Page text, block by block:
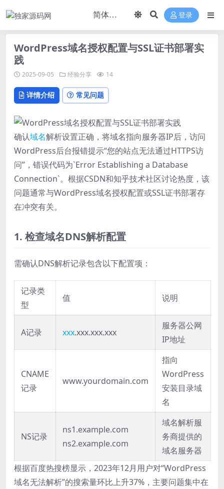
登录
WordPress域名授权配置与SSL证书部署实
践
2025-09-05 经验分享 14
详情介绍 常见问题
确认域名解析设置正确，将域名指向服务器IP后，访问
WordPress后台报错提示“您的站点无法通过HTTPS访
问”，错误代码为`Error Establishing a Database
Connection`。根据CSDN和知乎技术社区讨论热度，该
问题通常与WordPress域名授权配置或SSL证书部署存
在冲突有关。
1. 检查域名DNS解析配置
需确认DNS解析记录包含以下配置项：
记录类
型
值 说明
A记录 xxx.xxx.xxx.xxx
服务器公网
IP地址
CNAME
记录
www.yourdomain.com
指向
WordPress
安装目录域
名
NS记录
ns1.example.com
ns2.example.com
域名解析服
务商提供的
域名服务器
根据百度热搜榜显示，2023年12月用户对“WordPress
域名无法解析”的搜索量环比上升37%，主要问题集中在